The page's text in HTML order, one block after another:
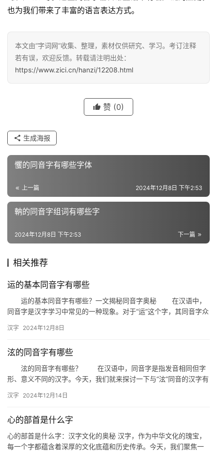
组
反
义
义
词
词
拼
音
也为我们带来了丰富的语言表达方式。
本文由“字词网”收集、整理，素材仅供研究、学习。考订注释
若有误，欢迎反馈。转载请注明出处：
https://www.zici.cn/hanzi/12208.html
赞 (0)
生成海报
戄的同音字有哪些字体
上一篇 2024年12月8日 下午2:53
軜的同音字组词有哪些字
下一篇
2024年12月8日 下午2:53
相关推荐
运的基本同音字有哪些
运的基本同音字有哪些？一文揭秘同音字奥秘 在汉语中，
同音字是汉字学习中常见的一种现象。对于“运”这个字，其同音字众
汉字 2024年12月8日
泫的同音字有哪些
泫的同音字有哪些？ 在汉语中，同音字是指发音相同但字
形、意义不同的汉字。今天，我们就来探讨一下与“泫”同音的汉字有
汉字 2024年12月14日
心的部首是什么字
心的部首是什么字：汉字文化的奥秘 汉字，作为中华文化的瑰宝，
每一个字都蕴含着深厚的文化底蕴和历史传承。今天，我们聚焦一